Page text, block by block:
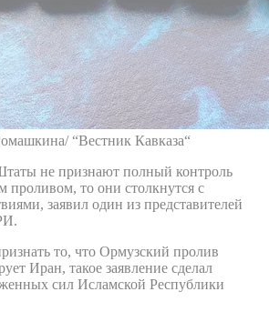
“Вестник Кавказа“
не признают полный контроль
проливом, то они столкнутся с
заявил один из представителей
то, что Ормузский пролив
Иран, такое заявление сделал
сил Исламской Республики